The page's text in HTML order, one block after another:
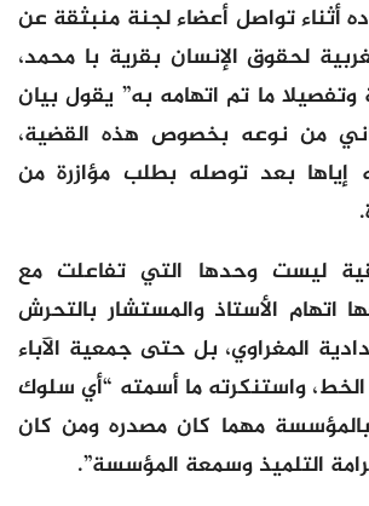
أثناء تواصل أعضاء لجنة منبثقة عن
لحقوق الإنسان بقرية با محمد،
ما تم اتهامه به” يقول بيان
من نوعه بخصوص هذه القضية،
إياها بعد توصله بطلب مؤازرة من
ليست وحدها التي تفاعلت مع
اتهام الأستاذ والمستشار بالتحرش
المغراوي، بل حتى جمعية الآباء
واستنكرته ما أسمته “أي سلوك
مهما كان مصدره ومن كان
التلميذ وسمعة المؤسسة”.